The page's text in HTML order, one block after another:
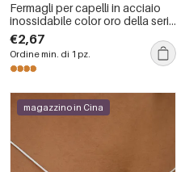
Fermagli per capelli in acciaio
inossidabile color oro della serie
Ocean Vintage da 1 pezzo
€2,67
Ordine min. di 1 pz.
magazzino in Cina